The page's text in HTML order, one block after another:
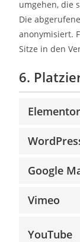
umgehen, die
Die
anonymisiert.
Sitze in den
6.
Elementor
Google
Vimeo
YouTube